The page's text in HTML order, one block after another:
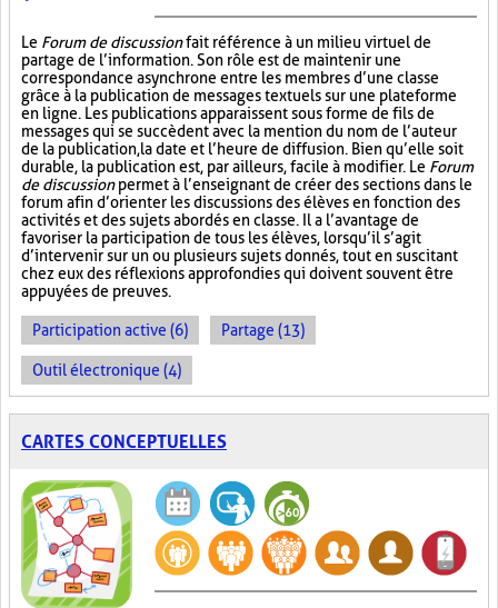
Le Forum de discussionfait référence à un milieu virtuel de
partage de l’information. Son rôle est de maintenir une
correspondance asynchrone entre les membres d’une classe
grâce à la publication de messages textuels sur une plateforme
en ligne. Les publications apparaissent sous forme de fils de
messages qui se succèdent avec la mention du nom de l’auteur
de la publication, la date et l’heure de diffusion. Bien qu’elle soit
durable, la publication est, par ailleurs, facile à modifier. Le Forum
de discussionpermet à l’enseignant de créer des sections dans le
forum afin d’orienter les discussions des élèves en fonction des
activités et des sujets abordés en classe. Il a l’avantage de
favoriser la participation de tous les élèves, lorsqu’il s’agit
d’intervenir sur un ou plusieurs sujets donnés, tout en suscitant
chez eux des réflexions approfondies qui doivent souvent être
appuyées de preuves.
Participation active (6) Partage (13)
Outil électronique (4)
CARTES CONCEPTUELLES